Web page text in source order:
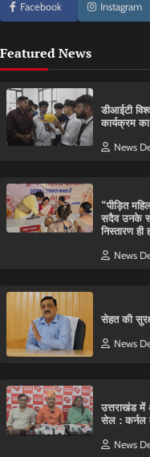
Facebook Instagram
Featured News
डीआईटी
कार्यक्रम
News
“पीड़ित
सदैव उनके
निस्तारण
News
सेहत की
News
उत्तराखंड में
सेल : कर्नल
News